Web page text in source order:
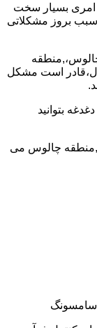
امری بسیار سخت
سبب بروز مشکلاتی
است مشکل
بتوانید
چالوس می
سامسونگ